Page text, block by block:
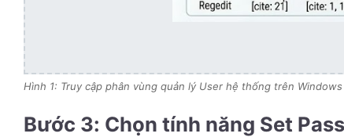
Hình 1: Truy cập phân vùng quản lý User hệ thống trên Windows
Bước 3: Chọn tính năng Set